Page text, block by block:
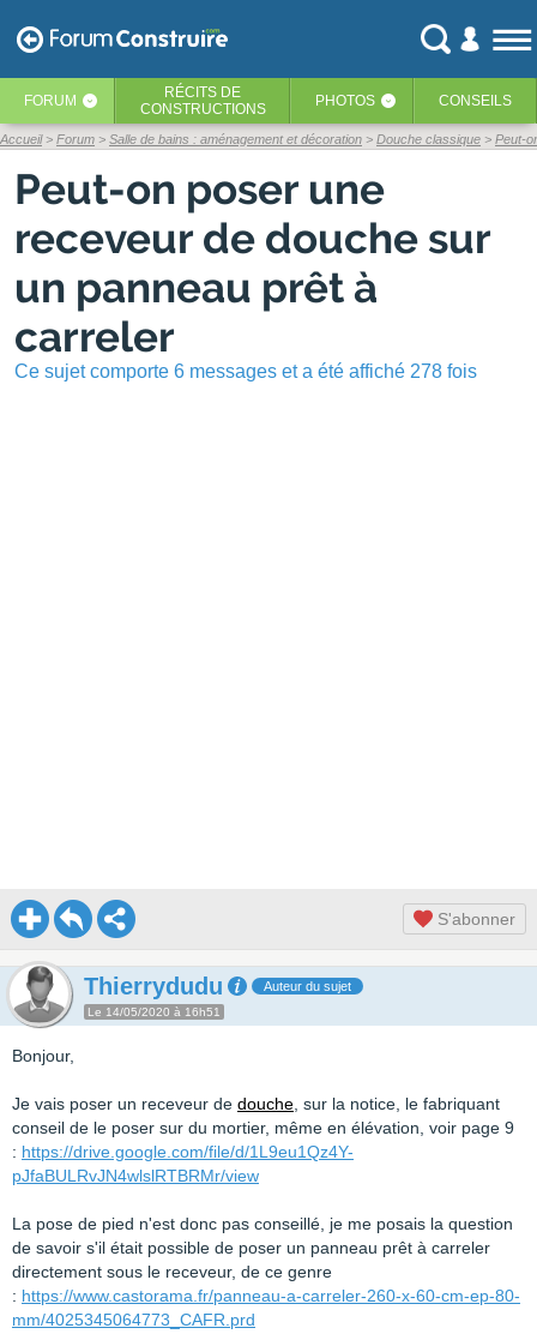
FORUM ‹ RÉCITS DE
CONSTRUCTIONS
PHOTOS ‹ CONSEILS
Accueil Forum Salle de bains : aménagement et décoration Douche classique Peut-
Peut-on poser une
receveur de douche sur
un panneau prêt à
carreler
Ce sujet comporte 6 messages et a été affiché 278 fois
S'abonner
Thierrydudu Auteur du sujet
Le 14/05/2020 à 16h51
Bonjour,
Je vais poser un receveur de douche , sur la notice, le fabriquant
conseil de le poser sur du mortier, même en élévation, voir page 9
: https://drive.google.com/file/d/1L9eu1Qz4Y-
pJfaBULRvJN4wlslRTBRMr/view
La pose de pied n'est donc pas conseillé, je me posais la question
de savoir s'il était possible de poser un panneau prêt à carreler
directement sous le receveur, de ce genre
: https://www.castorama.fr/panneau-a-carreler-260-x-60-cm-ep-80-
mm/4025345064773_CAFR.prd